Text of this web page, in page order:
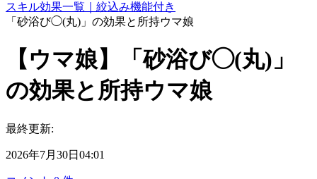
スキル効果一覧｜絞込み機能付き
「砂浴び◯(丸)」の効果と所持ウマ娘
【ウマ娘】「砂浴び◯(丸)」
の効果と所持ウマ娘
最終更新:
2026年7月30日04:01